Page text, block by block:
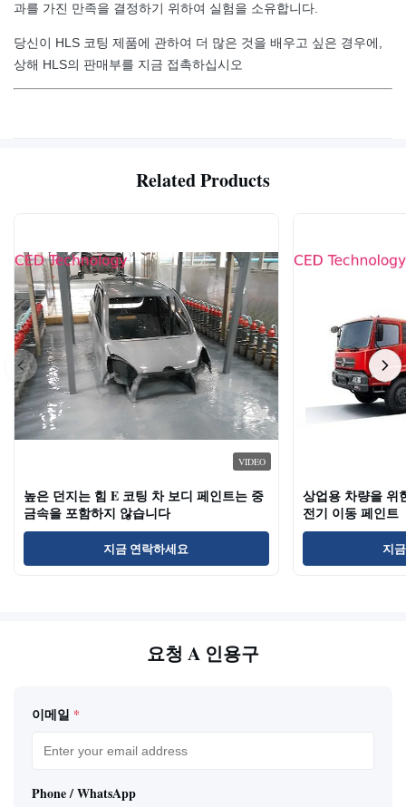
과를 가진 만족을 결정하기 위하여 실험을 소유합니다.
당신이 HLS 코팅 제품에 관하여 더 많은 것을 배우고 싶은 경우에,
상해 HLS의 판매부를 지금 접촉하십시오
Related Products
VIDEO
높은 던지는 힘 E 코팅 차 보디 페인트는 중
금속을 포함하지 않습니다
지금 연락하세요
상업용 차량을 위
전기 이동 페인트
지
요청 A 인용구
이메일 *
Phone / WhatsApp